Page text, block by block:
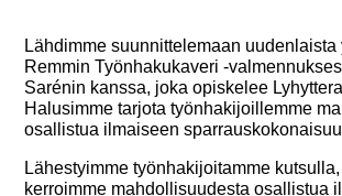
Lähdimme suunnittelemaan uudenlaista
Remmin Työnhakukaveri -
Sarénin kanssa, joka opiskelee
Halusimme tarjota työnhakijoillemme
osallistua ilmaiseen
Lähestyimme työnhakijoitamme
kerroimme mahdollisuudesta osallistua